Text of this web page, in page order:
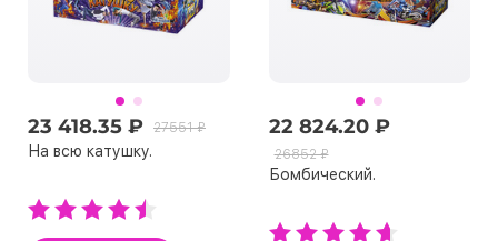
23 418.35 ₽ 27551 ₽
На всю катушку.
22 824.20 ₽
26852 ₽
Бомбический.